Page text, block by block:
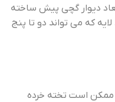
دیوار گچی پیش ساخته
که می تواند دو تا پنج
ممکن است تخته خرده